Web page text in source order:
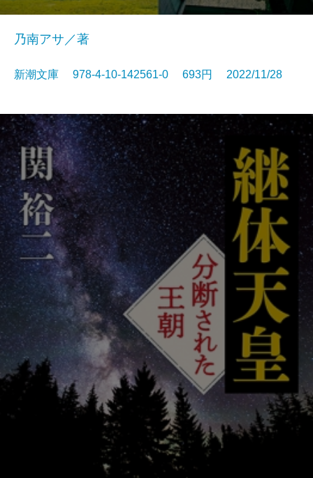
乃南アサ／著
新潮文庫 978-4-10-142561-0 693円 2022/11/28